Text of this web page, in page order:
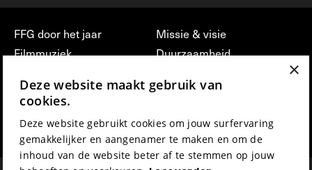
FFG door het jaar
Filmmuziek
Press & Industry
Film Fest Friends
Missie & visie
Duurzaamheid
vrijwilligerswerk bij FFG
Privacy & Disclaimer
×
Deze website maakt gebruik van
cookies.
Deze website gebruikt cookies om jouw surfervaring
gemakkelijker en aangenamer te maken en om de
inhoud van de website beter af te stemmen op jouw